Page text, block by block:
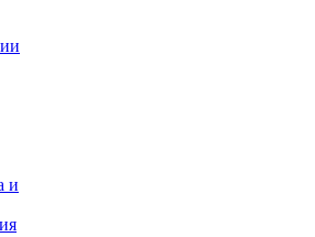
и